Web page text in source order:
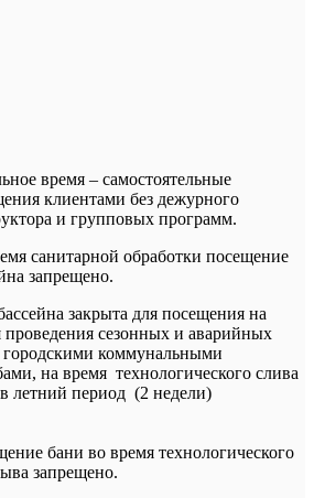
время – самостоятельные
клиентами без дежурного
и групповых программ.
санитарной обработки посещение
запрещено.
закрыта для посещения на
проведения сезонных и аварийных
городскими коммунальными
на время технологического слива
летний период (2 недели)
бани во время технологического
запрещено.